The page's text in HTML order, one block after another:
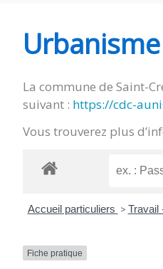
Urbanisme
La commune de Saint-
suivant : https://cdc-
Vous trouverez plus
Accueil particuliers > Travail
Fiche pratique